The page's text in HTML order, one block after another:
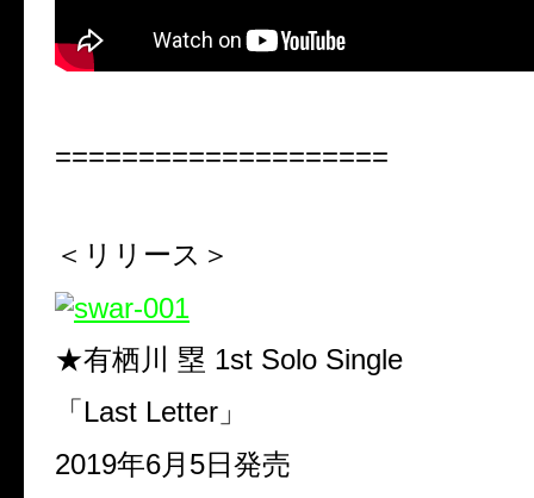
====================
＜リリース＞
★有栖川 塁 1st Solo Single
「 Last Letter 」
2019年6月 5日発売